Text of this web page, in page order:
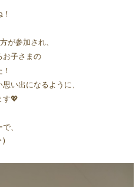
が参加され、
お子さまの
い出になるように、
す💖
、